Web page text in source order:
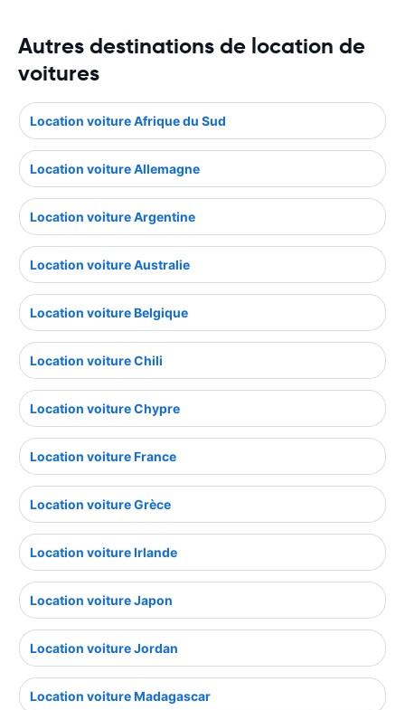
Autres destinations de location de
voitures
Location voiture Afrique du Sud
Location voiture Allemagne
Location voiture Argentine
Location voiture Australie
Location voiture Belgique
Location voiture Chili
Location voiture Chypre
Location voiture France
Location voiture Grèce
Location voiture Irlande
Location voiture Japon
Location voiture Jordan
Location voiture Madagascar